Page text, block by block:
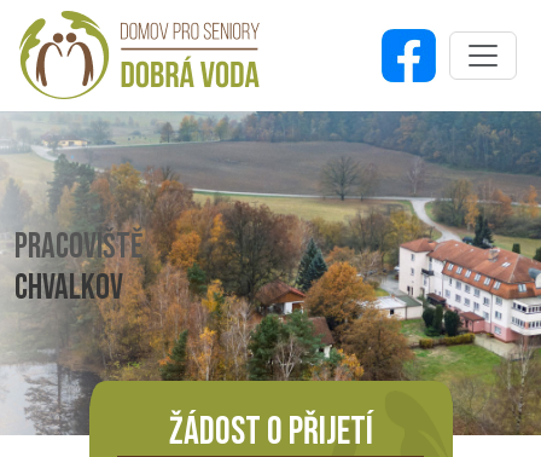
PRACOVIŠTĚ
CHVALKOV
ŽÁDOST O PŘIJETÍ